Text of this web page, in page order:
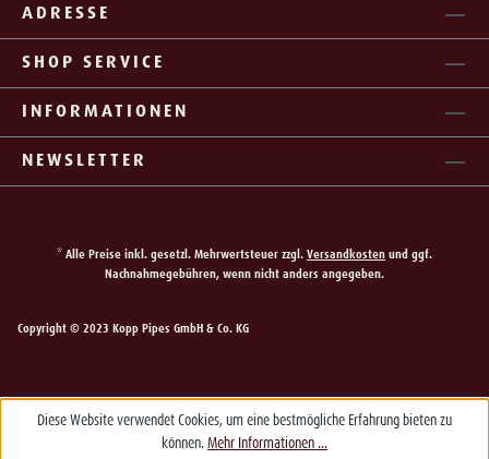
ADRESSE
SHOP SERVICE
INFORMATIONEN
NEWSLETTER
* Alle Preise inkl. gesetzl. Mehrwertsteuer zzgl. Versandkosten und ggf.
Nachnahmegebühren, wenn nicht anders angegeben.
Copyright © 2023 Kopp Pipes GmbH & Co. KG
Diese Website verwendet Cookies, um eine bestmögliche Erfahrung bieten zu
können.Mehr Informationen ...